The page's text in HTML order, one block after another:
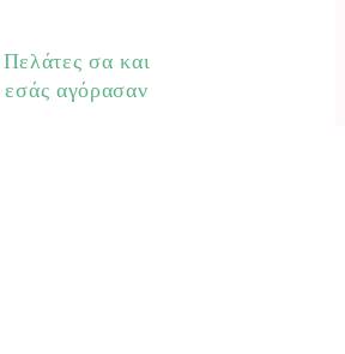
Πελάτες σα και
εσάς αγόρασαν